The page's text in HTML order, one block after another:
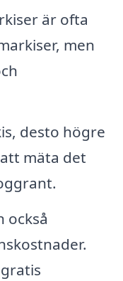
är ofta
men
desto högre
mäta det
också